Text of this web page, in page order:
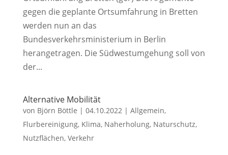
gegen die geplante Ortsumfahrung in Bretten
werden nun an das
Bundesverkehrsministerium in Berlin
herangetragen. Die Südwestumgehung soll von
der...
Alternative Mobilität
von Björn Böttle | 04.10.2022| Allgemein,
Flurbereinigung, Klima, Naherholung, Naturschutz,
Nutzflächen, Verkehr